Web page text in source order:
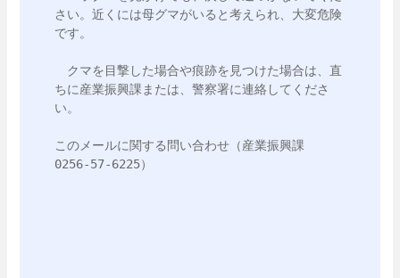
さい。近くには母グマがいると考えられ、大変危険
です。
クマを目撃した場合や痕跡を見つけた場合は、直
ちに産業振興課または、警察署に連絡してくださ
い。
このメールに関する問い合わせ（産業振興課
0256-57-6225）